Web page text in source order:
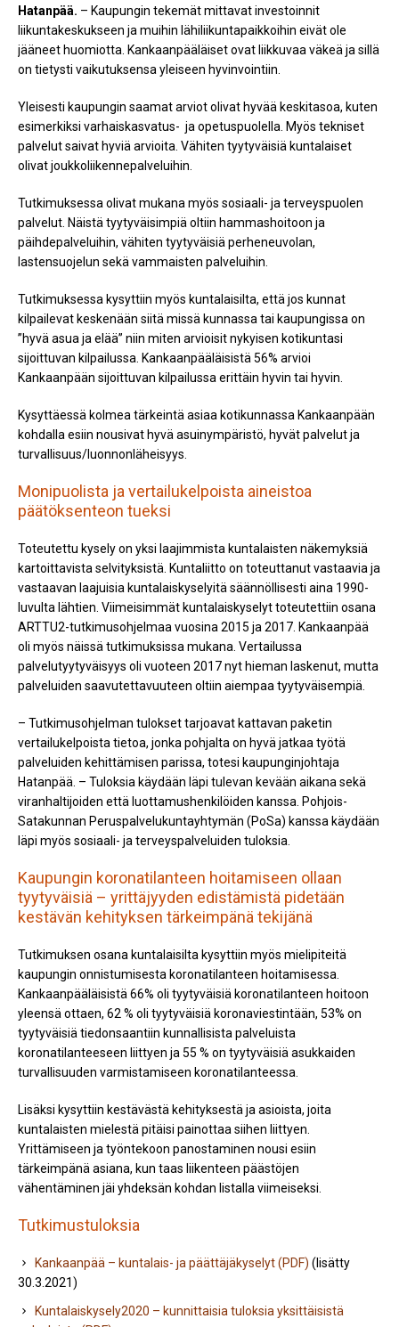
Hatanpää. – Kaupungin tekemät mittavat investoinnit
liikuntakeskukseen ja muihin lähiliikuntapaikkoihin eivät ole
jääneet huomiotta. Kankaanpääläiset ovat liikkuvaa väkeä ja sillä
on tietysti vaikutuksensa yleiseen hyvinvointiin.
Yleisesti kaupungin saamat arviot olivat hyvää keskitasoa, kuten
esimerkiksi varhaiskasvatus- ja opetuspuolella. Myös tekniset
palvelut saivat hyviä arvioita. Vähiten tyytyväisiä kuntalaiset
olivat joukkoliikennepalveluihin.
Tutkimuksessa olivat mukana myös sosiaali- ja terveyspuolen
palvelut. Näistä tyytyväisimpiä oltiin hammashoitoon ja
päihdepalveluihin, vähiten tyytyväisiä perheneuvolan,
lastensuojelun sekä vammaisten palveluihin.
Tutkimuksessa kysyttiin myös kuntalaisilta, että jos kunnat
kilpailevat keskenään siitä missä kunnassa tai kaupungissa on
”hyvä asua ja elää” niin miten arvioisit nykyisen kotikuntasi
sijoittuvan kilpailussa. Kankaanpääläisistä 56% arvioi
Kankaanpään sijoittuvan kilpailussa erittäin hyvin tai hyvin.
Kysyttäessä kolmea tärkeintä asiaa kotikunnassa Kankaanpään
kohdalla esiin nousivat hyvä asuinympäristö, hyvät palvelut ja
turvallisuus/luonnonläheisyys.
Monipuolista ja vertailukelpoista aineistoa
päätöksenteon tueksi
Toteutettu kysely on yksi laajimmista kuntalaisten näkemyksiä
kartoittavista selvityksistä. Kuntaliitto on toteuttanut vastaavia ja
vastaavan laajuisia kuntalaiskyselyitä säännöllisesti aina 1990-
luvulta lähtien. Viimeisimmät kuntalaiskyselyt toteutettiin osana
ARTTU2-tutkimusohjelmaa vuosina 2015 ja 2017. Kankaanpää
oli myös näissä tutkimuksissa mukana. Vertailussa
palvelutyytyväisyys oli vuoteen 2017 nyt hieman laskenut, mutta
palveluiden saavutettavuuteen oltiin aiempaa tyytyväisempiä.
– Tutkimusohjelman tulokset tarjoavat kattavan paketin
vertailukelpoista tietoa, jonka pohjalta on hyvä jatkaa työtä
palveluiden kehittämisen parissa, totesi kaupunginjohtaja
Hatanpää. – Tuloksia käydään läpi tulevan kevään aikana sekä
viranhaltijoiden että luottamushenkilöiden kanssa. Pohjois-
Satakunnan Peruspalvelukuntayhtymän (PoSa) kanssa käydään
läpi myös sosiaali- ja terveyspalveluiden tuloksia.
Kaupungin koronatilanteen hoitamiseen ollaan
tyytyväisiä – yrittäjyyden edistämistä pidetään
kestävän kehityksen tärkeimpänä tekijänä
Tutkimuksen osana kuntalaisilta kysyttiin myös mielipiteitä
kaupungin onnistumisesta koronatilanteen hoitamisessa.
Kankaanpääläisistä 66% oli tyytyväisiä koronatilanteen hoitoon
yleensä ottaen, 62 % oli tyytyväisiä koronaviestintään, 53% on
tyytyväisiä tiedonsaantiin kunnallisista palveluista
koronatilanteeseen liittyen ja 55 % on tyytyväisiä asukkaiden
turvallisuuden varmistamiseen koronatilanteessa.
Lisäksi kysyttiin kestävästä kehityksestä ja asioista, joita
kuntalaisten mielestä pitäisi painottaa siihen liittyen.
Yrittämiseen ja työntekoon panostaminen nousi esiin
tärkeimpänä asiana, kun taas liikenteen päästöjen
vähentäminen jäi yhdeksän kohdan listalla viimeiseksi.
Tutkimustuloksia
Kankaanpää – kuntalais- ja päättäjäkyselyt (PDF) (lisätty
30.3.2021)
Kuntalaiskysely2020 – kunnittaisia tuloksia yksittäisistä